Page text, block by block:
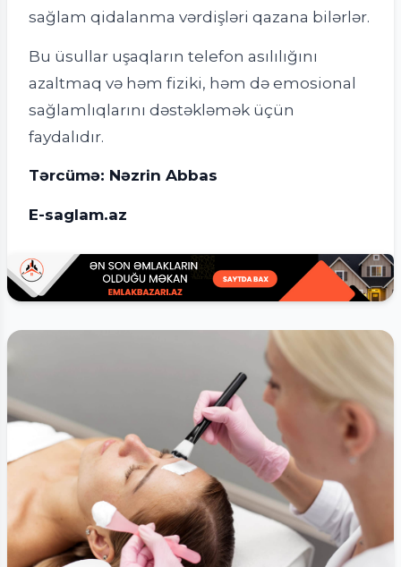
sağlam qidalanma vərdişləri qazana bilərlər.
Bu üsullar uşaqların telefon asılılığını
azaltmaq və həm fiziki, həm də emosional
sağlamlıqlarını dəstəkləmək üçün
faydalıdır.
Tərcümə: Nəzrin Abbas
E-saglam.az